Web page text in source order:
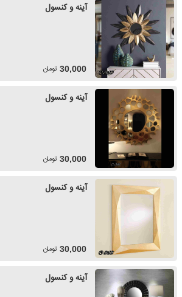
آینه و کنسول
30,000 تومان
آینه و کنسول
30,000 تومان
آینه و کنسول
30,000 تومان
آینه و کنسول